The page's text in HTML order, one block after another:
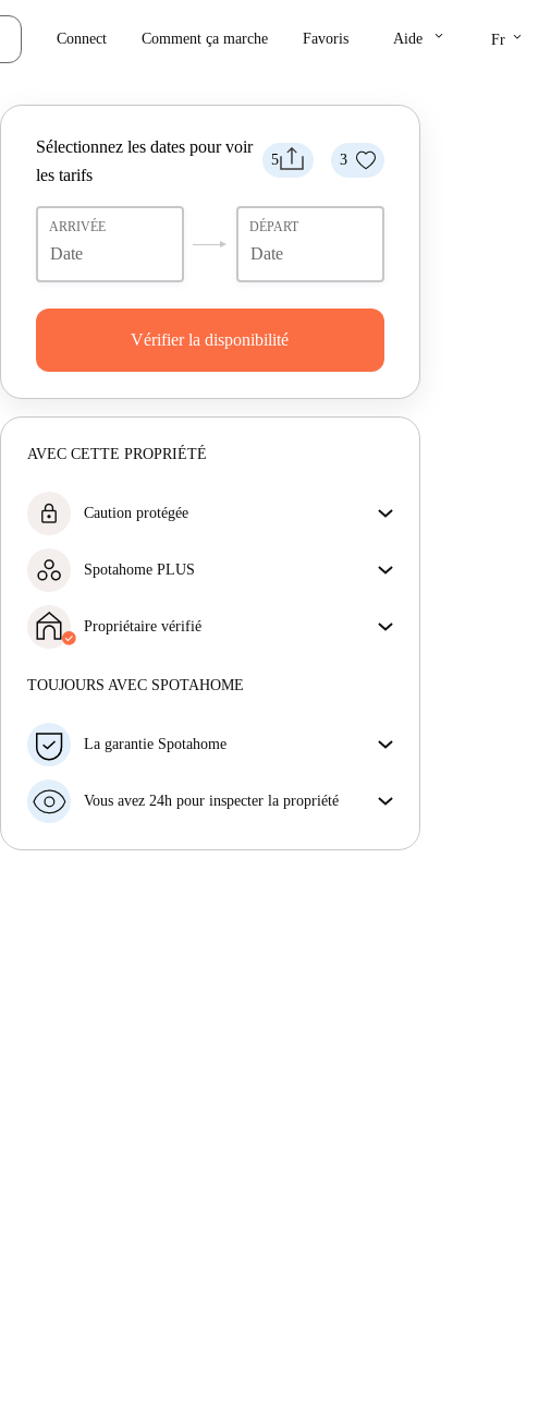
Connect Comment ça marche Favoris Aide keyboard_arrow_down Fr keyboard_arrow_down
5 3
Sélectionnez les dates pour voir
les tarifs
ARRIVÉE DÉPART
Vérifier la disponibilité
AVEC CETTE PROPRIÉTÉ
lock Caution protégée
propriétaire ne procède pas au remboursement de
Plus d'informations
Spotahome PLUS
pour nos locataires en offrant l'accès aux normes de
sécurité les plus élevées et un soutien supplémentaire
Propriétaire vérifié
Plus d'informations sur ce propriétaire
TOUJOURS AVEC SPOTAHOME
La garantie Spotahome
préavis, nous allons soit (A) vous payer une chambre
soit (B) vous rembourser en totalité.
Vous avez 24h pour inspecter la propriété